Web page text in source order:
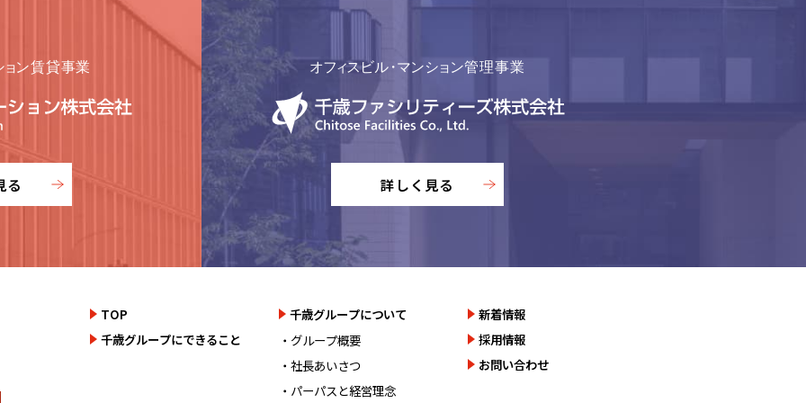
る 詳しく見る
TOP
千歳グループにできること
千歳グループについて
・グループ概要
・社長あいさつ
・パーパスと経営理念
新着情報
採用情報
お問い合わせ